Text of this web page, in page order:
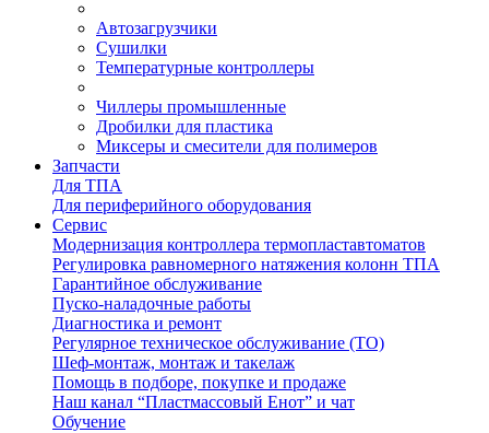
Автозагрузчики
Сушилки
Температурные контроллеры
Чиллеры промышленные
Дробилки для пластика
Миксеры и смесители для полимеров
Запчасти
Для ТПА
Для периферийного оборудования
Сервис
Модернизация контроллера термопластавтоматов
Регулировка равномерного натяжения колонн ТПА
Гарантийное обслуживание
Пуско-наладочные работы
Диагностика и ремонт
Регулярное техническое обслуживание (ТО)
Шеф-монтаж, монтаж и такелаж
Помощь в подборе, покупке и продаже
Наш канал “Пластмассовый Енот” и чат
Обучение